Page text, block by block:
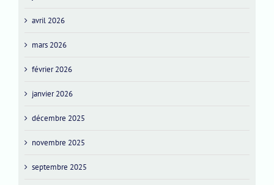
avril 2026
mars 2026
février 2026
janvier 2026
décembre 2025
novembre 2025
septembre 2025